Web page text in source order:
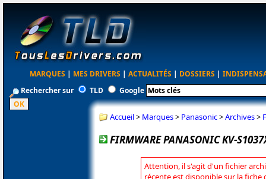
MARQUES | MES DRIVERS | ACTUALITÉS | DOSSIERS |
Rechercher sur
TLD Google
Accueil> Marques> Panasonic>Archives>
FIRMWARE PANASONIC KV-
Attention, il s'agit d'un fichier
récente est disponible sur la fiche